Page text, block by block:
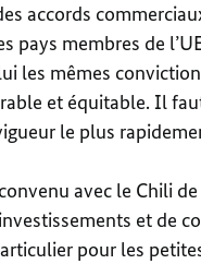
accords
pays membres de
les mêmes
et équitable. Il
le plus
avec le Chili
et de
pour les